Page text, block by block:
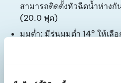
สามารถติดตั้งหัวฉีดน้ำห่างกั
(20.0 ฟุต)
มุมต่ำ: มีรุ่นมุมต่ำ 14° ให้เลือ